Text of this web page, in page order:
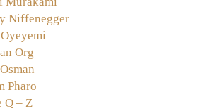
Niffenegger
Org
Pharo
Q – Z